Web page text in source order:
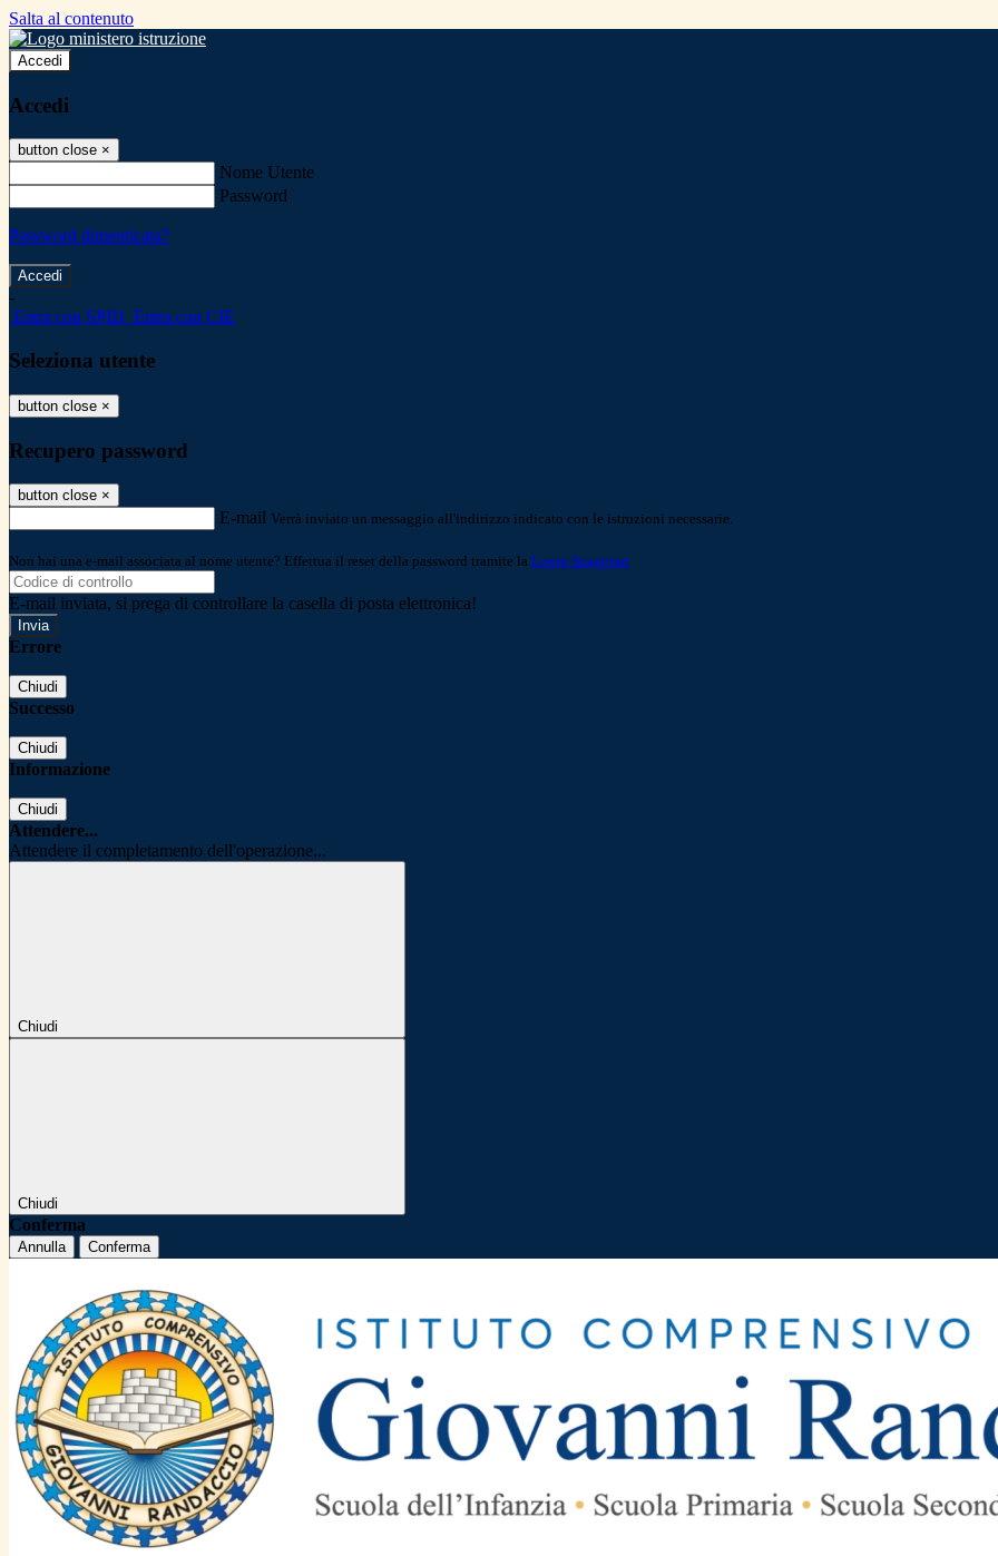
Salta al contenuto
Accedi
Accedi
button close ×
Nome Utente
Password
Password dimenticata?
-
Entra con SPID Entra con CIE
Seleziona utente
button close ×
Recupero password
button close ×
E-mail Verrà inviato un messaggio all'indirizzo indicato con le istruzioni necessarie.
Non hai una e-mail associata al nome utente? Effettua il reset della password tramite la Login Spaggiari
E-mail inviata, si prega di controllare la casella di posta elettronica!
Errore
Chiudi
Successo
Chiudi
Informazione
Chiudi
Attendere...
Attendere il completamento dell'operazione...
Chiudi
Chiudi
Conferma
Annulla Conferma